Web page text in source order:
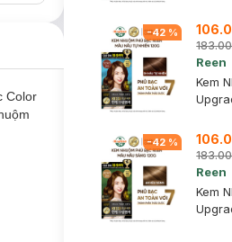
Color
-42 %
Reen
-42 %
Reen